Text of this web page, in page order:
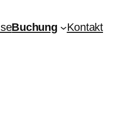
Buchung Kontakt